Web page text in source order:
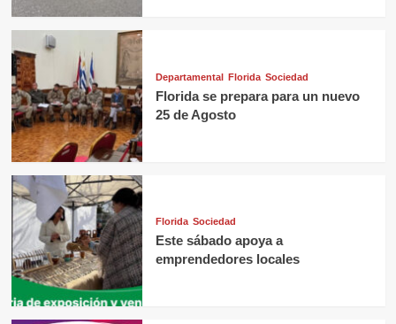
Departamental Florida Sociedad
Florida se prepara para un nuevo
25 de Agosto
Florida Sociedad
Este sábado apoya a
emprendedores locales